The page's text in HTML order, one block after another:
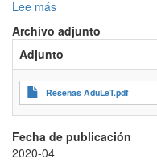
Lee más
Reseñas
AduLeT:
una
comunidad
de
aprendizaje
sin
barreras
Archivo adjunto
Adjunto
Reseñas AduLeT.pdf
Fecha de publicación
2020-04